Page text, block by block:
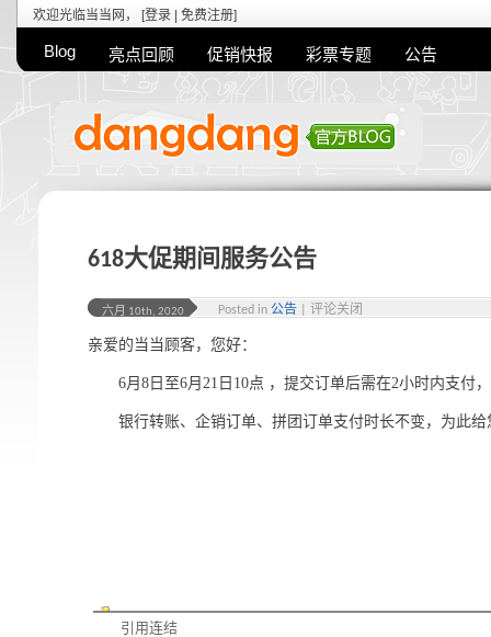
欢迎光临当当网， [登录 免费注册]
Blog 亮点回顾 促销快报 彩票专题 公告
618大促期间服务公告
六月 10th, 2020 Posted in 公告 评论关闭
亲爱的当当顾客，您好：
6月8日至6月21日10点 ，提交订单后需在2小时内支付
银行转账、企销订单、拼团订单支付时长不变，为此
引用连结